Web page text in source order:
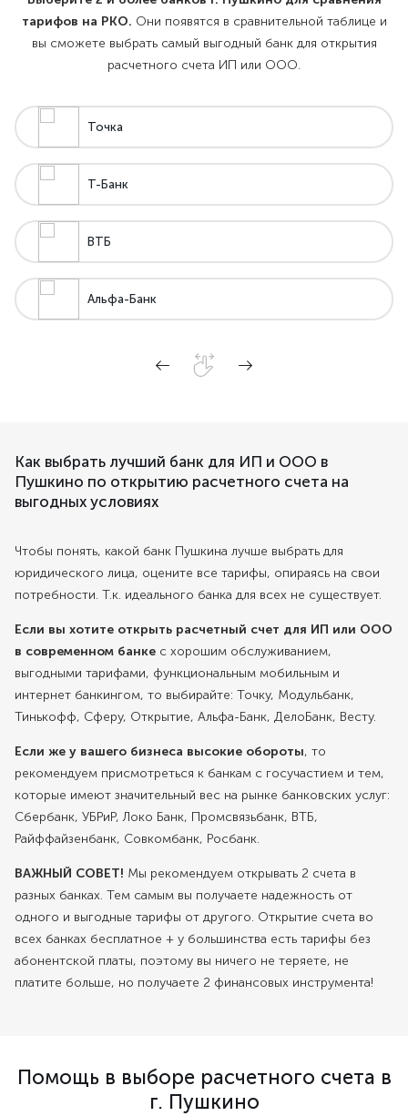
тарифов на РКО. Они появятся в сравнительной таблице и
вы сможете выбрать самый выгодный банк для открытия
расчетного счета ИП или ООО.
Точка
Т-Банк
ВТБ
Альфа-Банк
Как выбрать лучший банк для ИП и ООО в
Пушкино по открытию расчетного счета на
выгодных условиях
Чтобы понять, какой банк Пушкина лучше выбрать для
юридического лица, оцените все тарифы, опираясь на свои
потребности. Т.к. идеального банка для всех не существует.
Если вы хотите открыть расчетный счет для ИП или ООО
в современном банке с хорошим обслуживанием,
выгодными тарифами, функциональным мобильным и
интернет банкингом, то выбирайте: Точку, Модульбанк,
Тинькофф, Сферу, Открытие, Альфа-Банк, ДелоБанк, Весту.
Если же у вашего бизнеса высокие обороты, то
рекомендуем присмотреться к банкам с госучастием и тем,
которые имеют значительный вес на рынке банковских услуг:
Сбербанк, УБРиР, Локо Банк, Промсвязьбанк, ВТБ,
Райффайзенбанк, Совкомбанк, Росбанк.
ВАЖНЫЙ СОВЕТ! Мы рекомендуем открывать 2 счета в
разных банках. Тем самым вы получаете надежность от
одного и выгодные тарифы от другого. Открытие счета во
всех банках бесплатное + у большинства есть тарифы без
абонентской платы, поэтому вы ничего не теряете, не
платите больше, но получаете 2 финансовых инструмента!
Помощь в выборе расчетного счета в
г. Пушкино